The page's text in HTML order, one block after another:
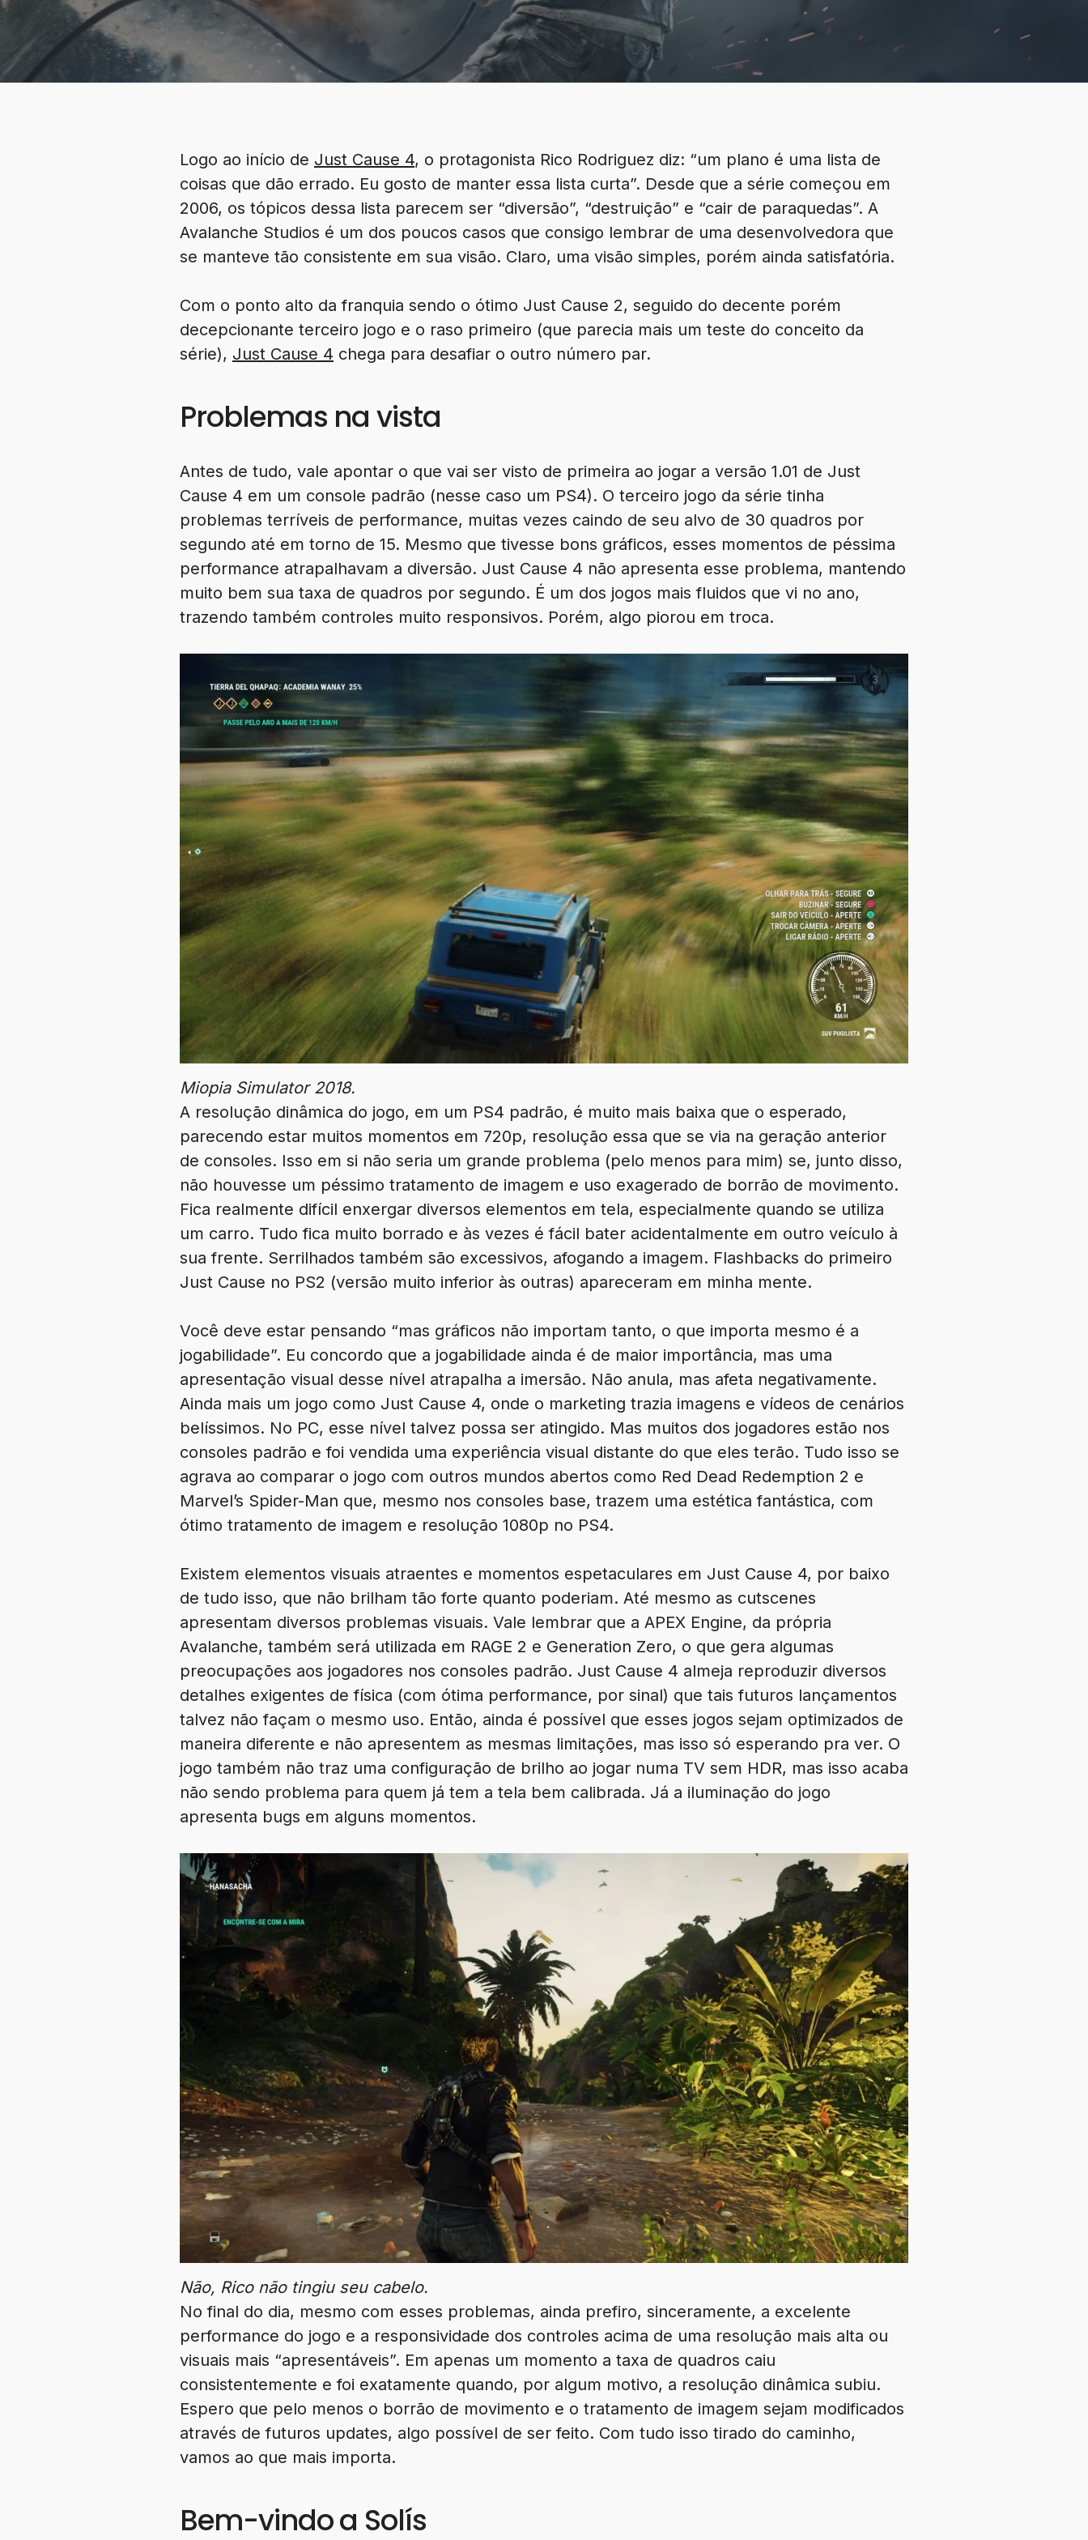
Logo ao início de Just Cause 4, o protagonista Rico Rodriguez diz: “um plano é uma lista de
coisas que dão errado. Eu gosto de manter essa lista curta”. Desde que a série começou em
2006, os tópicos dessa lista parecem ser “diversão”, “destruição” e “cair de paraquedas”. A
Avalanche Studios é um dos poucos casos que consigo lembrar de uma desenvolvedora que
se manteve tão consistente em sua visão. Claro, uma visão simples, porém ainda satisfatória.
Com o ponto alto da franquia sendo o ótimo Just Cause 2, seguido do decente porém
decepcionante terceiro jogo e o raso primeiro (que parecia mais um teste do conceito da
série), Just Cause 4 chega para desafiar o outro número par.
Problemas na vista
Antes de tudo, vale apontar o que vai ser visto de primeira ao jogar a versão 1.01 de Just
Cause 4 em um console padrão (nesse caso um PS4). O terceiro jogo da série tinha
problemas terríveis de performance, muitas vezes caindo de seu alvo de 30 quadros por
segundo até em torno de 15. Mesmo que tivesse bons gráficos, esses momentos de péssima
performance atrapalhavam a diversão. Just Cause 4 não apresenta esse problema, mantendo
muito bem sua taxa de quadros por segundo. É um dos jogos mais fluidos que vi no ano,
trazendo também controles muito responsivos. Porém, algo piorou em troca.
Miopia Simulator 2018.
A resolução dinâmica do jogo, em um PS4 padrão, é muito mais baixa que o esperado,
parecendo estar muitos momentos em 720p, resolução essa que se via na geração anterior
de consoles. Isso em si não seria um grande problema (pelo menos para mim) se, junto disso,
não houvesse um péssimo tratamento de imagem e uso exagerado de borrão de movimento.
Fica realmente difícil enxergar diversos elementos em tela, especialmente quando se utiliza
um carro. Tudo fica muito borrado e às vezes é fácil bater acidentalmente em outro veículo à
sua frente. Serrilhados também são excessivos, afogando a imagem. Flashbacks do primeiro
Just Cause no PS2 (versão muito inferior às outras) apareceram em minha mente.
Você deve estar pensando “mas gráficos não importam tanto, o que importa mesmo é a
jogabilidade”. Eu concordo que a jogabilidade ainda é de maior importância, mas uma
apresentação visual desse nível atrapalha a imersão. Não anula, mas afeta negativamente.
Ainda mais um jogo como Just Cause 4, onde o marketing trazia imagens e vídeos de cenários
belíssimos. No PC, esse nível talvez possa ser atingido. Mas muitos dos jogadores estão nos
consoles padrão e foi vendida uma experiência visual distante do que eles terão. Tudo isso se
agrava ao comparar o jogo com outros mundos abertos como Red Dead Redemption 2 e
Marvel’s Spider-Man que, mesmo nos consoles base, trazem uma estética fantástica, com
ótimo tratamento de imagem e resolução 1080p no PS4.
Existem elementos visuais atraentes e momentos espetaculares em Just Cause 4, por baixo
de tudo isso, que não brilham tão forte quanto poderiam. Até mesmo as cutscenes
apresentam diversos problemas visuais. Vale lembrar que a APEX Engine, da própria
Avalanche, também será utilizada em RAGE 2 e Generation Zero, o que gera algumas
preocupações aos jogadores nos consoles padrão. Just Cause 4 almeja reproduzir diversos
detalhes exigentes de física (com ótima performance, por sinal) que tais futuros lançamentos
talvez não façam o mesmo uso. Então, ainda é possível que esses jogos sejam optimizados de
maneira diferente e não apresentem as mesmas limitações, mas isso só esperando pra ver. O
jogo também não traz uma configuração de brilho ao jogar numa TV sem HDR, mas isso acaba
não sendo problema para quem já tem a tela bem calibrada. Já a iluminação do jogo
apresenta bugs em alguns momentos.
Não, Rico não tingiu seu cabelo.
No final do dia, mesmo com esses problemas, ainda prefiro, sinceramente, a excelente
performance do jogo e a responsividade dos controles acima de uma resolução mais alta ou
visuais mais “apresentáveis”. Em apenas um momento a taxa de quadros caiu
consistentemente e foi exatamente quando, por algum motivo, a resolução dinâmica subiu.
Espero que pelo menos o borrão de movimento e o tratamento de imagem sejam modificados
através de futuros updates, algo possível de ser feito. Com tudo isso tirado do caminho,
vamos ao que mais importa.
Bem-vindo a Solís